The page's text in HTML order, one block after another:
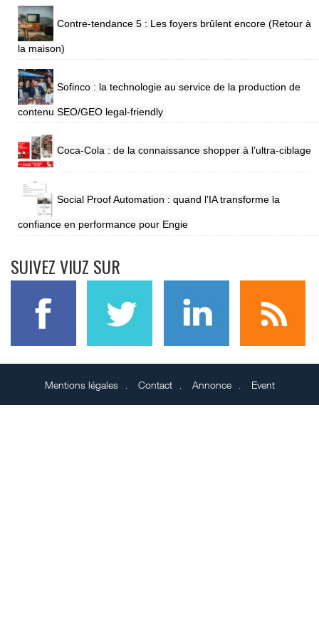
Contre-tendance 5 : Les foyers brûlent encore (Retour à
la maison)
Sofinco : la technologie au service de la production de
contenu SEO/GEO legal-friendly
Coca-Cola : de la connaissance shopper à l’ultra-ciblage
Social Proof Automation : quand l’IA transforme la
confiance en performance pour Engie
SUIVEZ VIUZ SUR
Mentions légales Contact Annonce Event